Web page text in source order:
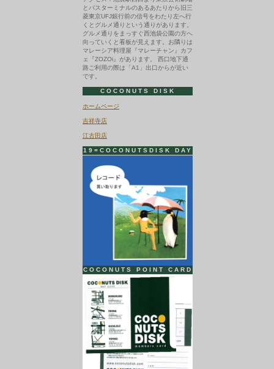
とバスターミナルのあるあたりから旧三
菱東京UFJ銀行前の信号をわたり左へ行
くとグルメ通りという通りがあります。
グルメ通りをまっすぐ西池袋公園の方へ
向っていくと看板が見えます。お隣りは
マレーシア料理屋『マレーチャン』カフ
ェ『ZOZOi』があります。 西口地下通
路ご利用の際は「A1」出口からが近い
です。
COCONUTS DISK
ホームページ
吉祥寺店
江古田店
19=COCONUTSDISK DAY
COCONUTS POINT CARD